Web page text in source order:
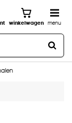
winkelwagen menu
huis